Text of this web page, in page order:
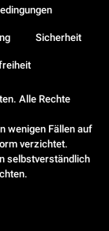
Alle Rechte
wenigen Fällen auf
verzichtet.
selbstverständlich
Sicherheit